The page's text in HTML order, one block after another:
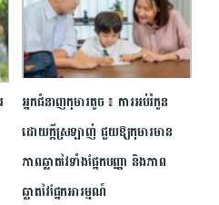
អ្នកជំនាញកុមារតូច ៖ ការអប់រំកូន
ដោយក្ដីស្រឡាញ់ ជួយឱ្យកុមារមាន
ភាពឆ្លាតវៃទាំងផ្នែកបញ្ញា និងភាព
ឆ្លាតវៃផ្នែកអារម្មណ៍